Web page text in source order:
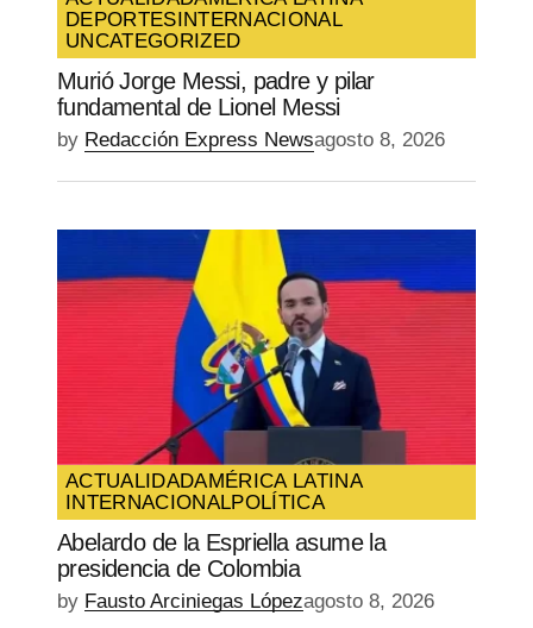
DEPORTES INTERNACIONAL
UNCATEGORIZED
Murió Jorge Messi, padre y pilar
fundamental de Lionel Messi
by Redacción Express Newsagosto 8, 2026
ACTUALIDADAMÉRICA LATINA
INTERNACIONALPOLÍTICA
Abelardo de la Espriella asume la
presidencia de Colombia
by Fausto Arciniegas Lópezagosto 8, 2026